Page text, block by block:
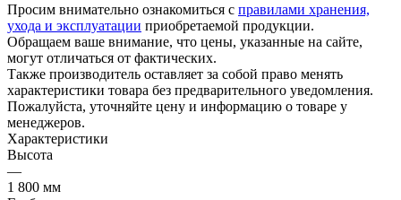
Просим внимательно ознакомиться с правилами хранения,
ухода и эксплуатации приобретаемой продукции.
Обращаем ваше внимание, что цены, указанные на сайте,
могут отличаться от фактических.
Также производитель оставляет за собой право менять
характеристики товара без предварительного уведомления.
Пожалуйста, уточняйте цену и информацию о товаре у
менеджеров.
Характеристики
Высота
—
1 800 мм